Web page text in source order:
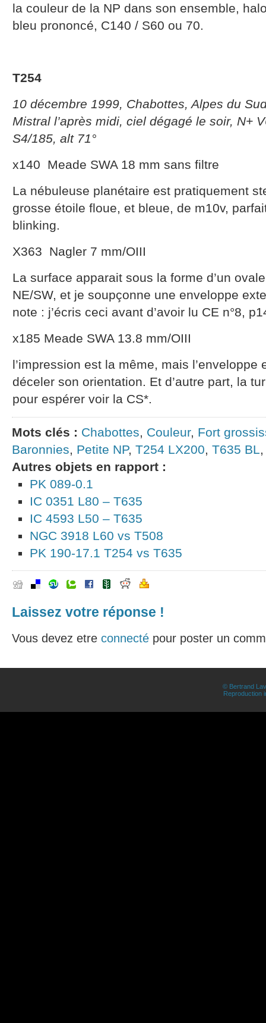
la couleur de la NP dans son ensemble,
bleu prononcé, C140 / S60 ou 70.
T254
10 décembre 1999, Chabottes, Alpes du
Mistral l’après midi, ciel dégagé le soir, N+
S4/185, alt 71°
x140 Meade SWA 18 mm sans filtre
La nébuleuse planétaire est pratiquement
grosse étoile floue, et bleue, de m10v,
blinking.
X363 Nagler 7 mm/OIII
La surface apparait sous la forme d’un
NE/SW, et je soupçonne une enveloppe
note : j’écris ceci avant d’avoir lu CE n°8,
x185 Meade SWA 13.8 mm/OIII
l’impression est la même, mais
déceler son orientation. Et d’autre part, la
pour espérer voir la CS*.
Mots clés : Chabottes, Couleur, Fort
Baronnies, Petite NP, T254 LX200, T635 BL
Autres objets en rapport :
PK 089-0.1
IC 0351 L80 – T635
IC 4593 L50 – T635
NGC 3918 L60 vs T508
PK 190-17.1 T254 vs T635
Laissez votre réponse !
Vous devez etre connecté pour poster un
© Bertrand
Reproduction